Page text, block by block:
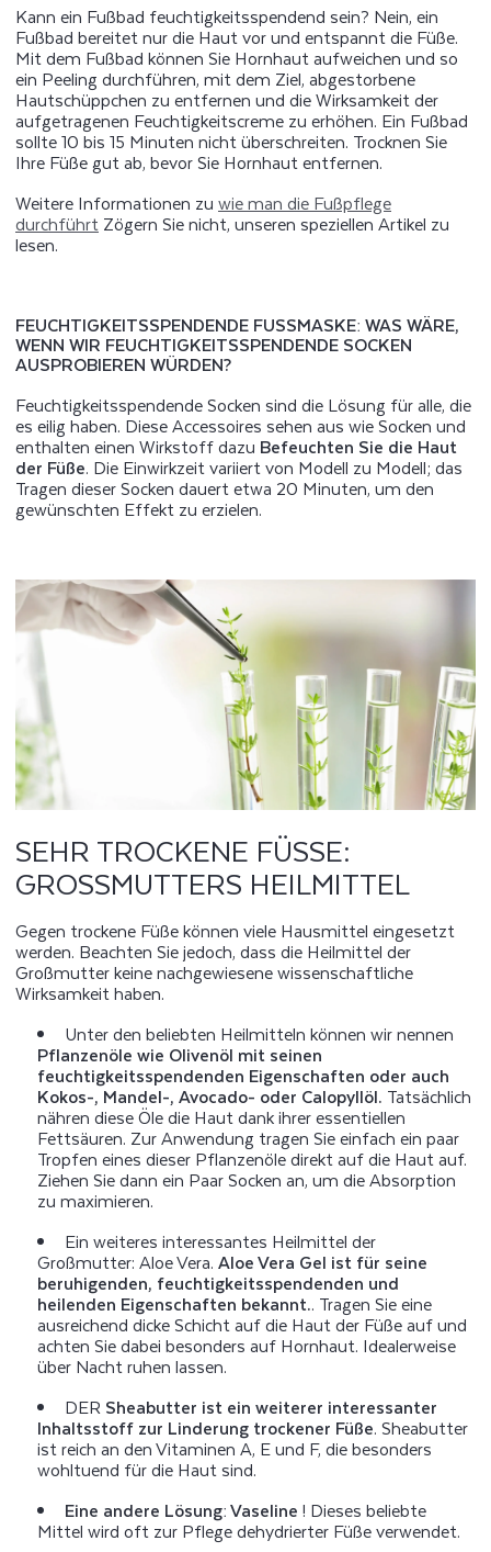
Kann ein Fußbad feuchtigkeitsspendend sein? Nein, ein
Fußbad bereitet nur die Haut vor und entspannt die Füße.
Mit dem Fußbad können Sie Hornhaut aufweichen und so
ein Peeling durchführen, mit dem Ziel, abgestorbene
Hautschüppchen zu entfernen und die Wirksamkeit der
aufgetragenen Feuchtigkeitscreme zu erhöhen. Ein Fußbad
sollte 10 bis 15 Minuten nicht überschreiten. Trocknen Sie
Ihre Füße gut ab, bevor Sie Hornhaut entfernen.
Weitere Informationen zu wie man die Fußpflege
durchführt Zögern Sie nicht, unseren speziellen Artikel zu
lesen.
FEUCHTIGKEITSSPENDENDE FUSSMASKE: WAS WÄRE, W
ENN WIR FEUCHTIGKEITSSPENDENDE SOCKEN A
USPROBIEREN WÜRDEN?
Feuchtigkeitsspendende Socken sind die Lösung für alle, die
es eilig haben. Diese Accessoires sehen aus wie Socken und
enthalten einen Wirkstoff dazu Befeuchten Sie die Haut
der Füße. Die Einwirkzeit variiert von Modell zu Modell; das
Tragen dieser Socken dauert etwa 20 Minuten, um den
gewünschten Effekt zu erzielen.
SEHR TROCKENE FÜSSE: G
ROSSMUTTERS HEILMITTEL
Gegen trockene Füße können viele Hausmittel eingesetzt
werden. Beachten Sie jedoch, dass die Heilmittel der
Großmutter keine nachgewiesene wissenschaftliche
Wirksamkeit haben.
Unter den beliebten Heilmitteln können wir nennen
Pflanzenöle wie Olivenöl mit seinen
feuchtigkeitsspendenden Eigenschaften oder auch
Kokos-, Mandel-, Avocado- oder Calopyllöl. Tatsächlich
nähren diese Öle die Haut dank ihrer essentiellen
Fettsäuren. Zur Anwendung tragen Sie einfach ein paar
Tropfen eines dieser Pflanzenöle direkt auf die Haut auf.
Ziehen Sie dann ein Paar Socken an, um die Absorption
zu maximieren.
Ein weiteres interessantes Heilmittel der
Großmutter: Aloe Vera. Aloe Vera Gel ist für seine
beruhigenden, feuchtigkeitsspendenden und
heilenden Eigenschaften bekannt.. Tragen Sie eine
ausreichend dicke Schicht auf die Haut der Füße auf und
achten Sie dabei besonders auf Hornhaut. Idealerweise
über Nacht ruhen lassen.
DER Sheabutter ist ein weiterer interessanter
Inhaltsstoff zur Linderung trockener Füße. Sheabutter
ist reich an den Vitaminen A, E und F, die besonders
wohltuend für die Haut sind.
Eine andere Lösung: Vaseline ! Dieses beliebte
Mittel wird oft zur Pflege dehydrierter Füße verwendet.